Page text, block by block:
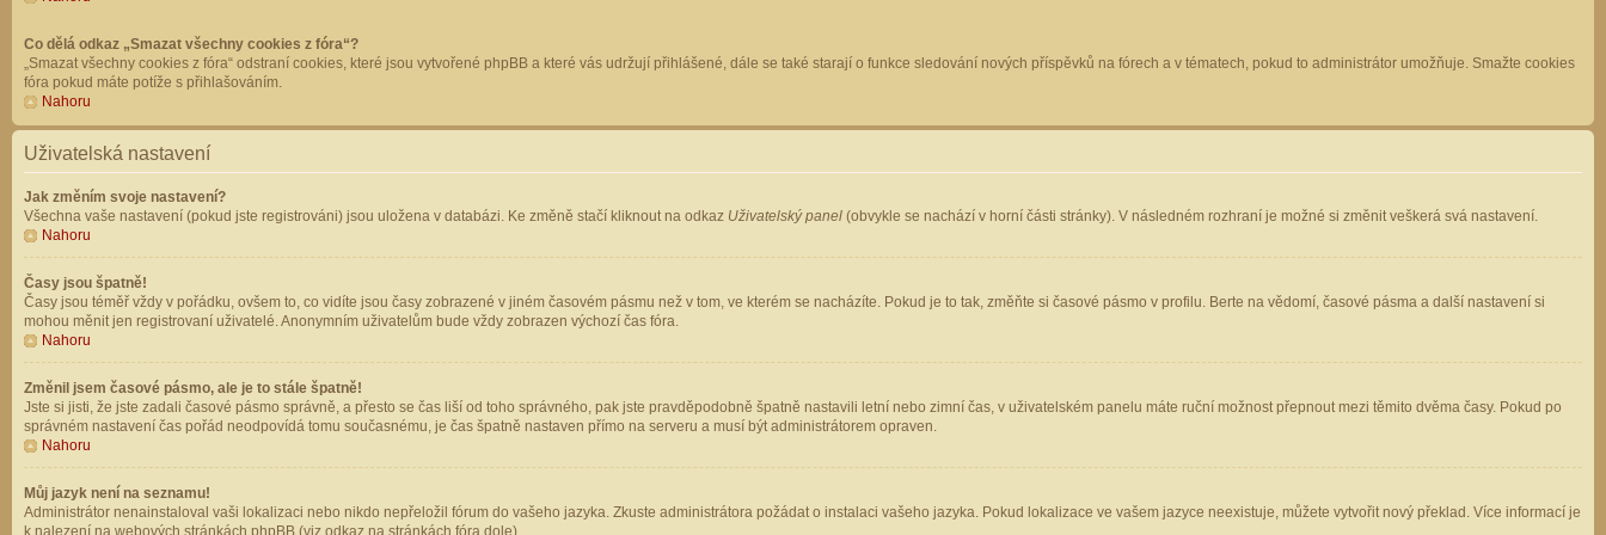
Co dělá odkaz „Smazat všechny cookies z fóra“?
„Smazat všechny cookies z fóra“ odstraní cookies, které jsou vytvořené phpBB a které vás udržují přihlášené, dále se také starají o funkce sledování nových příspěvků na fórech a v tématech, pokud to administrátor umožňuje. Smažte cookies
fóra pokud máte potíže s přihlašováním.
Nahoru
Uživatelská nastavení
Jak změním svoje nastavení?
Všechna vaše nastavení (pokud jste registrováni) jsou uložena v databázi. Ke změně stačí kliknout na odkaz Uživatelský panel (obvykle se nachází v horní části stránky). V následném rozhraní je možné si změnit veškerá svá nastavení.
Nahoru
Časy jsou špatně!
Časy jsou téměř vždy v pořádku, ovšem to, co vidíte jsou časy zobrazené v jiném časovém pásmu než v tom, ve kterém se nacházíte. Pokud je to tak, změňte si časové pásmo v profilu. Berte na vědomí, časové pásma a další nastavení si
mohou měnit jen registrovaní uživatelé. Anonymním uživatelům bude vždy zobrazen výchozí čas fóra.
Nahoru
Změnil jsem časové pásmo, ale je to stále špatně!
Jste si jisti, že jste zadali časové pásmo správně, a přesto se čas liší od toho správného, pak jste pravděpodobně špatně nastavili letní nebo zimní čas, v uživatelském panelu máte ruční možnost přepnout mezi těmito dvěma časy. Pokud po
správném nastavení čas pořád neodpovídá tomu současnému, je čas špatně nastaven přímo na serveru a musí být administrátorem opraven.
Nahoru
Můj jazyk není na seznamu!
Administrátor nenainstaloval vaši lokalizaci nebo nikdo nepřeložil fórum do vašeho jazyka. Zkuste administrátora požádat o instalaci vašeho jazyka. Pokud lokalizace ve vašem jazyce neexistuje, můžete vytvořit nový překlad. Více informací je
k nalezení na webových stránkách phpBB (viz odkaz na stránkách fóra dole).